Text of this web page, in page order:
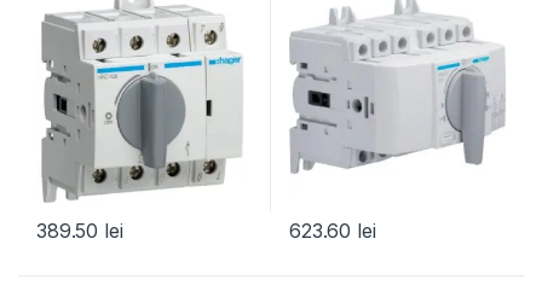
389.50 lei 623.60 lei